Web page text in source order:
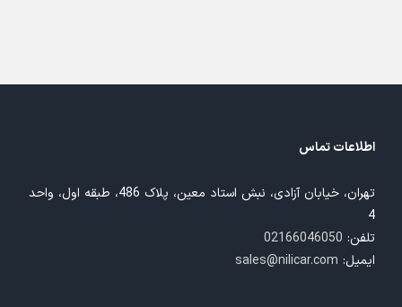
اطلاعات تماس
تهران، خیابان آزادی، نبش استاد معین، پلاک 486، طبقه اول، واحد
4
تلفن: 02166046050
ایمیل: sales@nilicar.com